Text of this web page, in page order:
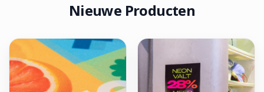
Nieuwe Producten